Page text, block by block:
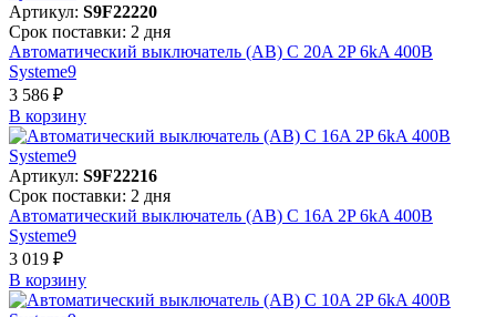
Артикул: S9F22220
Срок поставки: 2 дня
Автоматический выключатель (АВ) C 20A 2P 6kA 400В
Systeme9
3 586 ₽
В корзинy
Артикул: S9F22216
Срок поставки: 2 дня
Автоматический выключатель (АВ) C 16A 2P 6kA 400В
Systeme9
3 019 ₽
В корзинy